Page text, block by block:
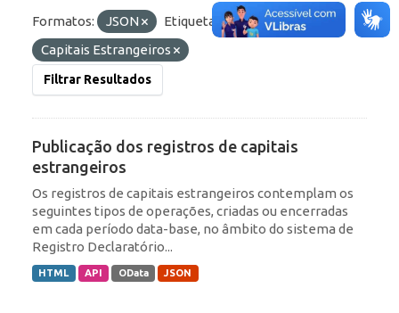
Formatos: JSON Etiquetas: ROF
IED
Capitais Estrangeiros
Filtrar Resultados
Publicação dos registros de capitais
estrangeiros
Os registros de capitais estrangeiros contemplam os
seguintes tipos de operações, criadas ou encerradas
em cada período data-base, no âmbito do sistema de
Registro Declaratório...
HTML API OData JSON